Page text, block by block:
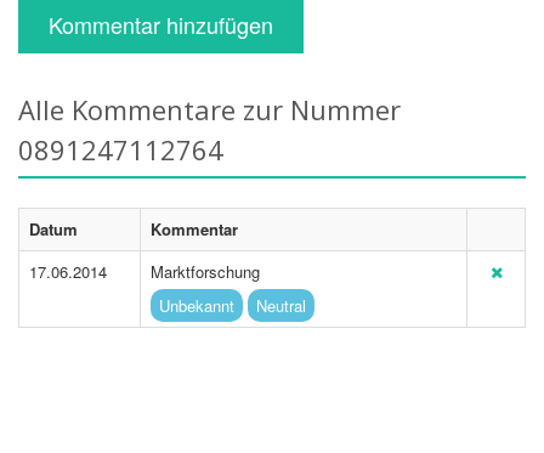
Kommentar hinzufügen
Alle Kommentare zur Nummer
0891247112764
Datum
Kommentar
17.06.2014
Marktforschung
Unbekannt
Neutral